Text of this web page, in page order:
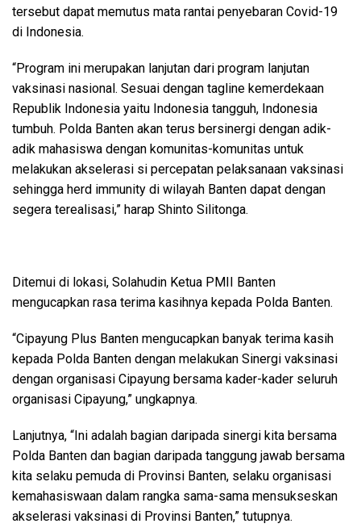
tersebut dapat memutus mata rantai penyebaran Covid-19
di Indonesia.
“Program ini merupakan lanjutan dari program lanjutan
vaksinasi nasional. Sesuai dengan tagline kemerdekaan
Republik Indonesia yaitu Indonesia tangguh, Indonesia
tumbuh. Polda Banten akan terus bersinergi dengan adik-
adik mahasiswa dengan komunitas-komunitas untuk
melakukan akselerasi si percepatan pelaksanaan vaksinasi
sehingga herd immunity di wilayah Banten dapat dengan
segera terealisasi,” harap Shinto Silitonga.
Ditemui di lokasi, Solahudin Ketua PMII Banten
mengucapkan rasa terima kasihnya kepada Polda Banten.
“Cipayung Plus Banten mengucapkan banyak terima kasih
kepada Polda Banten dengan melakukan Sinergi vaksinasi
dengan organisasi Cipayung bersama kader-kader seluruh
organisasi Cipayung,” ungkapnya.
Lanjutnya, “Ini adalah bagian daripada sinergi kita bersama
Polda Banten dan bagian daripada tanggung jawab bersama
kita selaku pemuda di Provinsi Banten, selaku organisasi
kemahasiswaan dalam rangka sama-sama mensukseskan
akselerasi vaksinasi di Provinsi Banten,” tutupnya.